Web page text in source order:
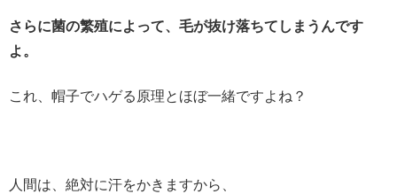
さらに菌の繁殖によって、毛が抜け落ちてしまうんです
よ。
これ、帽子でハゲる原理とほぼ一緒ですよね？
人間は、絶対に汗をかきますから、